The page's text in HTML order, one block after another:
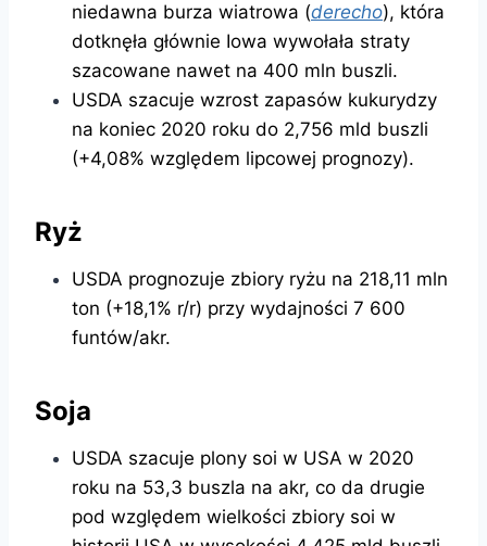
niedawna burza wiatrowa (derecho), która
dotknęła głównie Iowa wywołała straty
szacowane nawet na 400 mln buszli.
USDA szacuje wzrost zapasów kukurydzy
na koniec 2020 roku do 2,756 mld buszli
(+4,08% względem lipcowej prognozy).
Ryż
USDA prognozuje zbiory ryżu na 218,11 mln
ton (+18,1% r/r) przy wydajności 7 600
funtów/akr.
Soja
USDA szacuje plony soi w USA w 2020
roku na 53,3 buszla na akr, co da drugie
pod względem wielkości zbiory soi w